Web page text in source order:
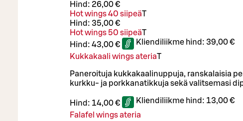
Hind: 26,00 €
Hot wings 40 siipeäT
Hind: 35,00 €
Hot wings 50 siipeäT
Hind: 43,00 € Kliendiliikme hind: 39,00 €
Kukkakaali wings ateriaT
Paneroituja kukkakaalinuppuja, ranskalaisia
kurkku- ja porkkanatikkuja sekä valitsemasi
Hind: 14,00 € Kliendiliikme hind: 13,00 €
Falafel wings ateria